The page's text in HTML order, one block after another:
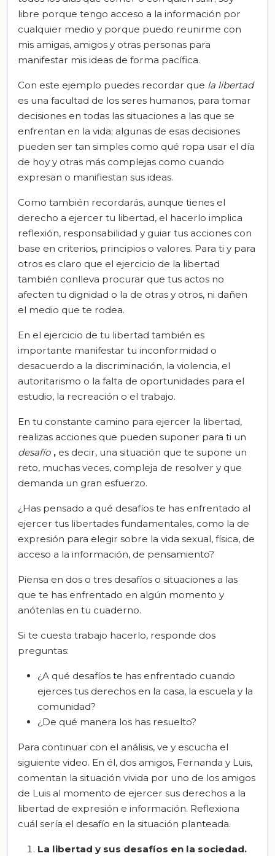
libre porque tengo acceso a la información por
cualquier medio y porque puedo reunirme con
mis amigas, amigos y otras personas para
manifestar mis ideas de forma pacífica.
Con este ejemplo puedes recordar que la libertad
es una facultad de los seres humanos, para tomar
decisiones en todas las situaciones a las que se
enfrentan en la vida; algunas de esas decisiones
pueden ser tan simples como qué ropa usar el día
de hoy y otras más complejas como cuando
expresan o manifiestan sus ideas.
Como también recordarás, aunque tienes el
derecho a ejercer tu libertad, el hacerlo implica
reflexión, responsabilidad y guiar tus acciones con
base en criterios, principios o valores. Para ti y para
otros es claro que el ejercicio de la libertad
también conlleva procurar que tus actos no
afecten tu dignidad o la de otras y otros, ni dañen
el medio que te rodea.
En el ejercicio de tu libertad también es
importante manifestar tu inconformidad o
desacuerdo a la discriminación, la violencia, el
autoritarismo o la falta de oportunidades para el
estudio, la recreación o el trabajo.
En tu constante camino para ejercer la libertad,
realizas acciones que pueden suponer para ti un
desafío , es decir, una situación que te supone un
reto, muchas veces, compleja de resolver y que
demanda un gran esfuerzo.
¿Has pensado a qué desafíos te has enfrentado al
ejercer tus libertades fundamentales, como la de
expresión para elegir sobre la vida sexual, física, de
acceso a la información, de pensamiento?
Piensa en dos o tres desafíos o situaciones a las
que te has enfrentado en algún momento y
anótenlas en tu cuaderno.
Si te cuesta trabajo hacerlo, responde dos
preguntas:
¿A qué desafíos te has enfrentado cuando
ejerces tus derechos en la casa, la escuela y la
comunidad?
¿De qué manera los has resuelto?
Para continuar con el análisis, ve y escucha el
siguiente video. En él, dos amigos, Fernanda y Luis,
comentan la situación vivida por uno de los amigos
de Luis al momento de ejercer sus derechos a la
libertad de expresión e información. Reflexiona
cuál sería el desafío en la situación planteada.
La libertad y sus desafíos en la sociedad.